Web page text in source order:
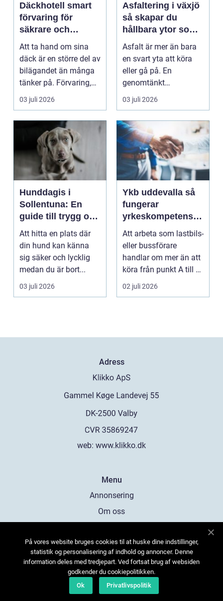
Däckhotell smart
förvaring för
säkrare och
enklare bilägande
Att ta hand om sina
däck är en större del av
bilägandet än många
tänker på. Förvaring,
skick, lufttr...
03 juli 2026
Asfaltering i växjö
så skapar du
hållbara ytor som
fungerar året runt
Asfalt är mer än bara
en svart yta att köra
eller gå på. En
genomtänkt
asfaltering kan lyfta
helhets...
03 juli 2026
Hunddagis i
Sollentuna: En
guide till trygg och
stimulerande
dagvård för din
hund
Att hitta en plats där
din hund kan känna
sig säker och lycklig
medan du är bort...
03 juli 2026
Ykb uddevalla så
fungerar
yrkeskompetensbe
vis för lastbil och
buss
Att arbeta som lastbils-
eller bussförare
handlar om mer än att
köra från punkt A till B.
Bakom varj...
02 juli 2026
Adress
web: www.klikko.dk
Menu
Annonsering
Om oss
Kontakta oss
Sitemap
På vores website bruges cookies til at huske dine indstillinger,
statistik og personalisering af indhold og annoncer. Denne
information deles med tredjepart. Ved fortsat brug af websiden
godkender du cookiepolitikken.
Ok
Privatlivspolitik